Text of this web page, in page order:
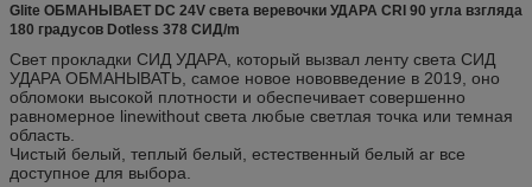
Glite ОБМАНЫВАЕТ DC 24V света веревочки УДАРА CRI 90 угла взгляда
180 градусов Dotless 378 СИД/m
Свет прокладки СИД УДАРА, который вызвал ленту света СИД
УДАРА ОБМАНЫВАТЬ, самое новое нововведение в 2019, оно
обломоки высокой плотности и обеспечивает совершенно
равномерное linewithout света любые светлая точка или темная
область.
Чистый белый, теплый белый, естественный белый ar все
доступное для выбора.